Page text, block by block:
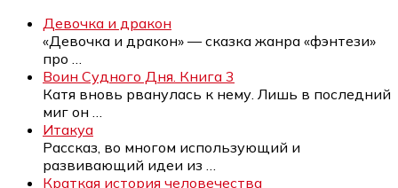
Девочка и дракон
«Девочка и дракон» — сказка жанра «фэнтези»
про
Воин Судного Дня. Книга 3
Катя вновь рванулась к нему. Лишь в последний
миг он
Итакуа
Рассказ, во многом использующий и
развивающий идеи из
Краткая история человечества